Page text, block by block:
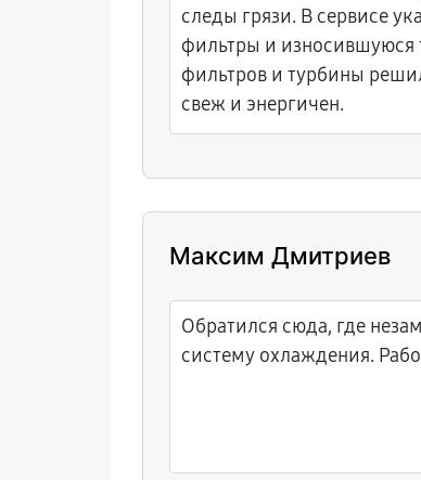
следы грязи. В сервисе
фильтры и износившуюся
фильтров и турбины
свеж и энергичен.
Максим Дмитриев
Обратился сюда, где
систему охлаждения.